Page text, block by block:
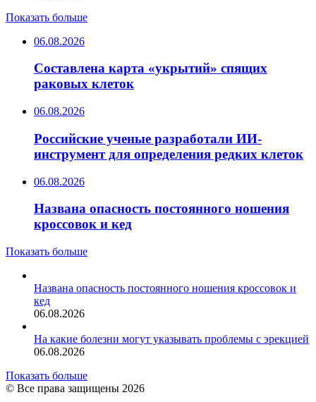
Показать больше
06.08.2026
Составлена карта «укрытий» спящих
раковых клеток
06.08.2026
Российские ученые разработали ИИ-
инструмент для определения редких клеток
06.08.2026
Названа опасность постоянного ношения
кроссовок и кед
Показать больше
Названа опасность постоянного ношения кроссовок и
кед
06.08.2026
На какие болезни могут указывать проблемы с эрекцией
06.08.2026
Показать больше
© Все права защищены 2026